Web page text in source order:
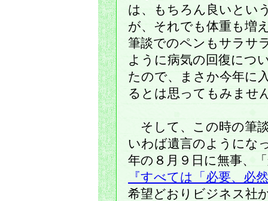
は、もちろん良いとい
が、それでも体重も増
筆談でのペンもサラサ
ように病気の回復につ
たので、まさか今年に
るとは思ってもみませ
そして、この時の筆
いわば遺言のようにな
年の８月９日に無事、
『すべては「必要、必
希望どおりビジネス社